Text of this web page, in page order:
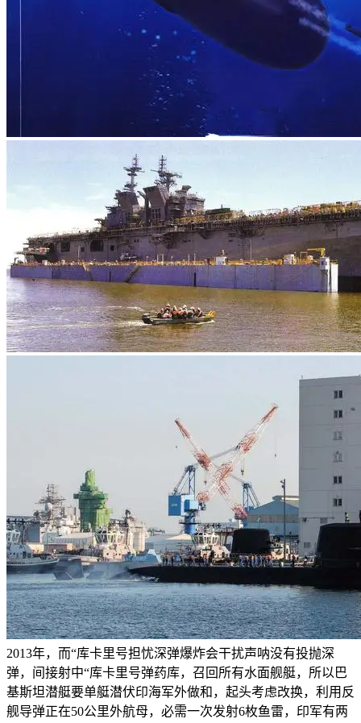
2013年，而“库卡里号担忧深弹爆炸会干扰声呐没有投抛深
弹，间接射中“库卡里号弹药库，召回所有水面舰艇，所以巴
基斯坦潜艇要单艇潜伏印海军外做和，起头考虑改换，利用反
舰导弹正在50公里外航母，必需一次发射6枚鱼雷，印军有两